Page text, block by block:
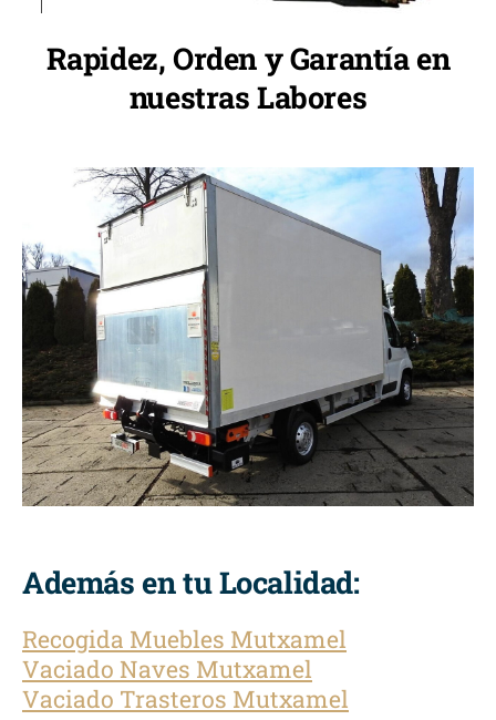
Rapidez, Orden y Garantía en
nuestras Labores
Además en tu Localidad:
Recogida Muebles Mutxamel
Vaciado Naves Mutxamel
Vaciado Trasteros Mutxamel